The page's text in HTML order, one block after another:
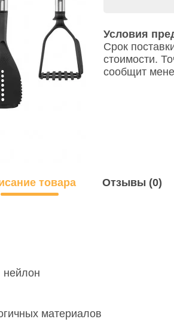
Условия
Срок
стоимости.
сообщит
товара Отзывы (0)
материалов